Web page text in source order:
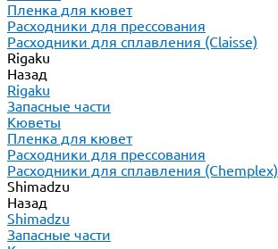
Пленка для кювет
Расходники для прессования
Расходники для сплавления (Claisse)
Rigaku
Назад
Rigaku
Запасные части
Кюветы
Пленка для кювет
Расходники для прессования
Расходники для сплавления (Chemplex)
Shimadzu
Назад
Shimadzu
Запасные части